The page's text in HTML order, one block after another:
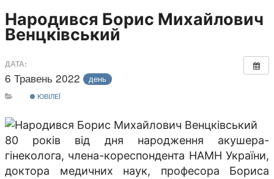
Народився Борис Михайлович
Венцківський
ДАТА:
6 Травень 2022 день
ЮВІЛЕЇ
80 років від дня народження акушера-
гінеколога, члена-кореспондента НАМН України,
доктора медичних наук, професора Бориса